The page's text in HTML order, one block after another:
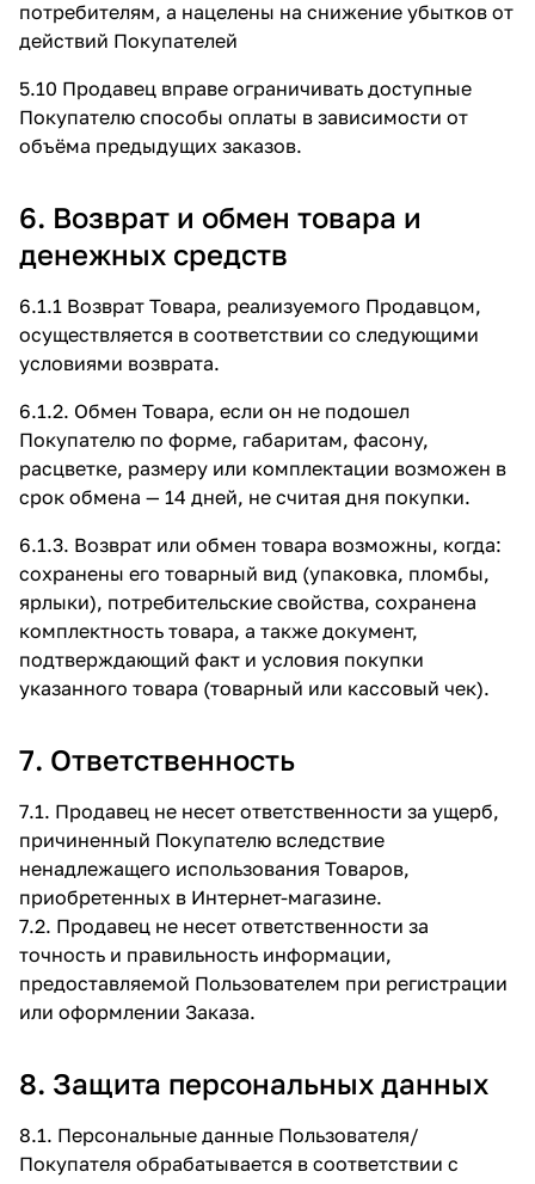
потребителям, а нацелены на снижение убытков от
действий Покупателей
5.10 Продавец вправе ограничивать доступные
Покупателю способы оплаты в зависимости от
объёма предыдущих заказов.
6. Возврат и обмен товара и
денежных средств
6.1.1 Возврат Товара, реализуемого Продавцом,
осуществляется в соответствии со следующими
условиями возврата.
6.1.2. Обмен Товара, если он не подошел
Покупателю по форме, габаритам, фасону,
расцветке, размеру или комплектации возможен в
срок обмена — 14 дней, не считая дня покупки.
6.1.3. Возврат или обмен товара возможны, когда:
сохранены его товарный вид (упаковка, пломбы,
ярлыки), потребительские свойства, сохранена
комплектность товара, а также документ,
подтверждающий факт и условия покупки
указанного товара (товарный или кассовый чек).
7. Ответственность
7.1. Продавец не несет ответственности за ущерб,
причиненный Покупателю вследствие
ненадлежащего использования Товаров,
приобретенных в Интернет-магазине.
7.2. Продавец не несет ответственности за
точность и правильность информации,
предоставляемой Пользователем при регистрации
или оформлении Заказа.
8. Защита персональных данных
8.1. Персональные данные Пользователя/
Покупателя обрабатывается в соответствии с